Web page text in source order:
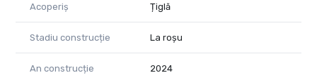
Acoperiș Țiglă
Stadiu construcție La roșu
An construcție 2024